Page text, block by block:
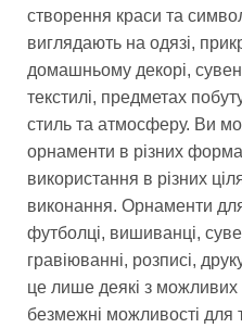
створення краси та
виглядають на одязі,
домашньому декорі,
текстилі, предметах
стиль та атмосферу. Ви
орнаменти в різних
використання в різних
виконання. Орнаменти
футболці, вишиванці,
гравіюванні, розписі,
це лише деякі з можливих
безмежні можливості для